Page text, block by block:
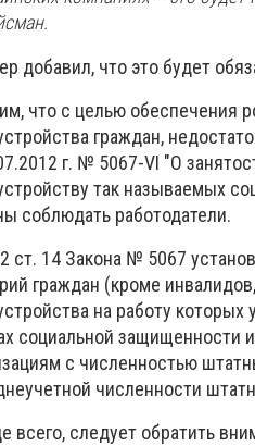
добавил, что это будет
что с целью обеспечения
граждан,
г. № 5067-VI "О
так называемых
соблюдать работодатели.
2 ст. 14 Закона № 5067
граждан (кроме
на работу
социальной защищенности
с численностью
численности
всего, следует обратить